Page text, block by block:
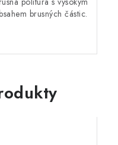
brusných částic.